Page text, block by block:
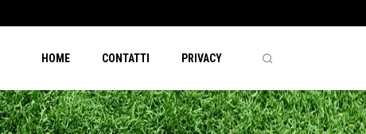
HOME CONTATTI PRIVACY